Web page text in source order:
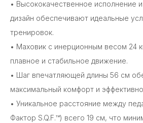
• Высококачественное исполнение
дизайн обеспечивают идеальные
тренировок.
• Маховик с инерционным весом 24
плавное и стабильное движение.
• Шаг впечатляющей длины 56 см
максимальный комфорт и
• Уникальное расстояние между
Фактор S.Q.F.™) всего 19 см, что